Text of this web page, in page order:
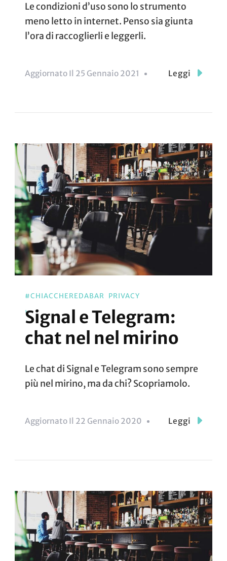
Le condizioni d’uso sono lo strumento
meno letto in internet. Penso sia giunta
l’ora di raccoglierli e leggerli.
Aggiornato Il 25 Gennaio 2021 Leggi
#CHIACCHEREDABAR PRIVACY
Signal e Telegram:
chat nel nel mirino
Le chat di Signal e Telegram sono sempre
più nel mirino, ma da chi? Scopriamolo.
Aggiornato Il 22 Gennaio 2020 Leggi